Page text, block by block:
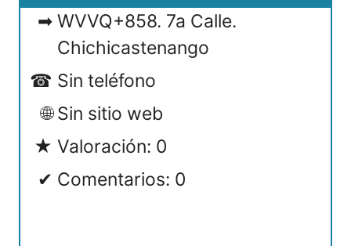
WVVQ+858. 7a Calle.
Chichicastenango
Sin teléfono
Sin sitio web
Valoración: 0
Comentarios: 0